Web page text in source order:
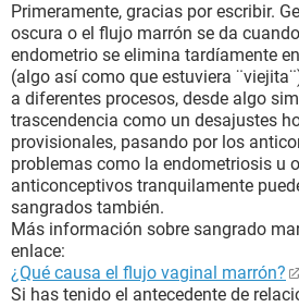
Primeramente, gracias por escribir.
oscura o el flujo marrón se da
endometrio se elimina tardíamente
(algo así como que estuviera
a diferentes procesos, desde algo
trascendencia como un desajustes
provisionales, pasando por los
problemas como la endometriosis u
anticonceptivos tranquilamente
sangrados también.
Más información sobre sangrado
enlace:
¿Qué causa el flujo vaginal marrón?
Si has tenido el antecedente de